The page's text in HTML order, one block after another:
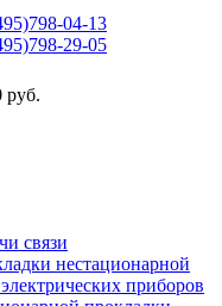
04-13
29-05
руб.
связи
нестационарной
приборов